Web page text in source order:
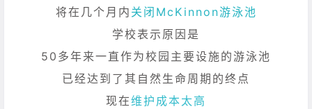
将在几个月内 关闭McKinnon游泳池
学校表示原因是
50多年来一直作为校园主要设施的游泳池
已经达到了其自然生命周期的终点
现在维护成本太高